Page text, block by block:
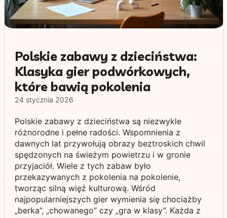
Polskie zabawy z dzieciństwa:
Klasyka gier podwórkowych,
które bawią pokolenia
24 stycznia 2026
Polskie zabawy z dzieciństwa są niezwykle
różnorodne i pełne radości. Wspomnienia z
dawnych lat przywołują obrazy beztroskich chwil
spędzonych na świeżym powietrzu i w gronie
przyjaciół. Wiele z tych zabaw było
przekazywanych z pokolenia na pokolenie,
tworząc silną więź kulturową. Wśród
najpopularniejszych gier wymienia się chociażby
„berka”, „chowanego” czy „gra w klasy”. Każda z